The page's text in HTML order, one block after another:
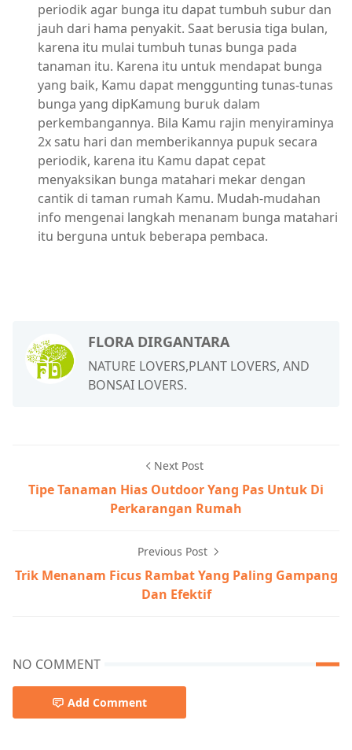
periodik agar bunga itu dapat tumbuh subur dan
jauh dari hama penyakit. Saat berusia tiga bulan,
karena itu mulai tumbuh tunas bunga pada
tanaman itu. Karena itu untuk mendapat bunga
yang baik, Kamu dapat menggunting tunas-tunas
bunga yang dipKamung buruk dalam
perkembangannya. Bila Kamu rajin menyiraminya
2x satu hari dan memberikannya pupuk secara
periodik, karena itu Kamu dapat cepat
menyaksikan bunga matahari mekar dengan
cantik di taman rumah Kamu. Mudah-mudahan
info mengenai langkah menanam bunga matahari
itu berguna untuk beberapa pembaca.
FLORA DIRGANTARA
NATURE LOVERS,PLANT LOVERS, AND
BONSAI LOVERS.
Next Post
Tipe Tanaman Hias Outdoor Yang Pas Untuk Di
Perkarangan Rumah
Previous Post
Trik Menanam Ficus Rambat Yang Paling Gampang
Dan Efektif
NO COMMENT
Add Comment